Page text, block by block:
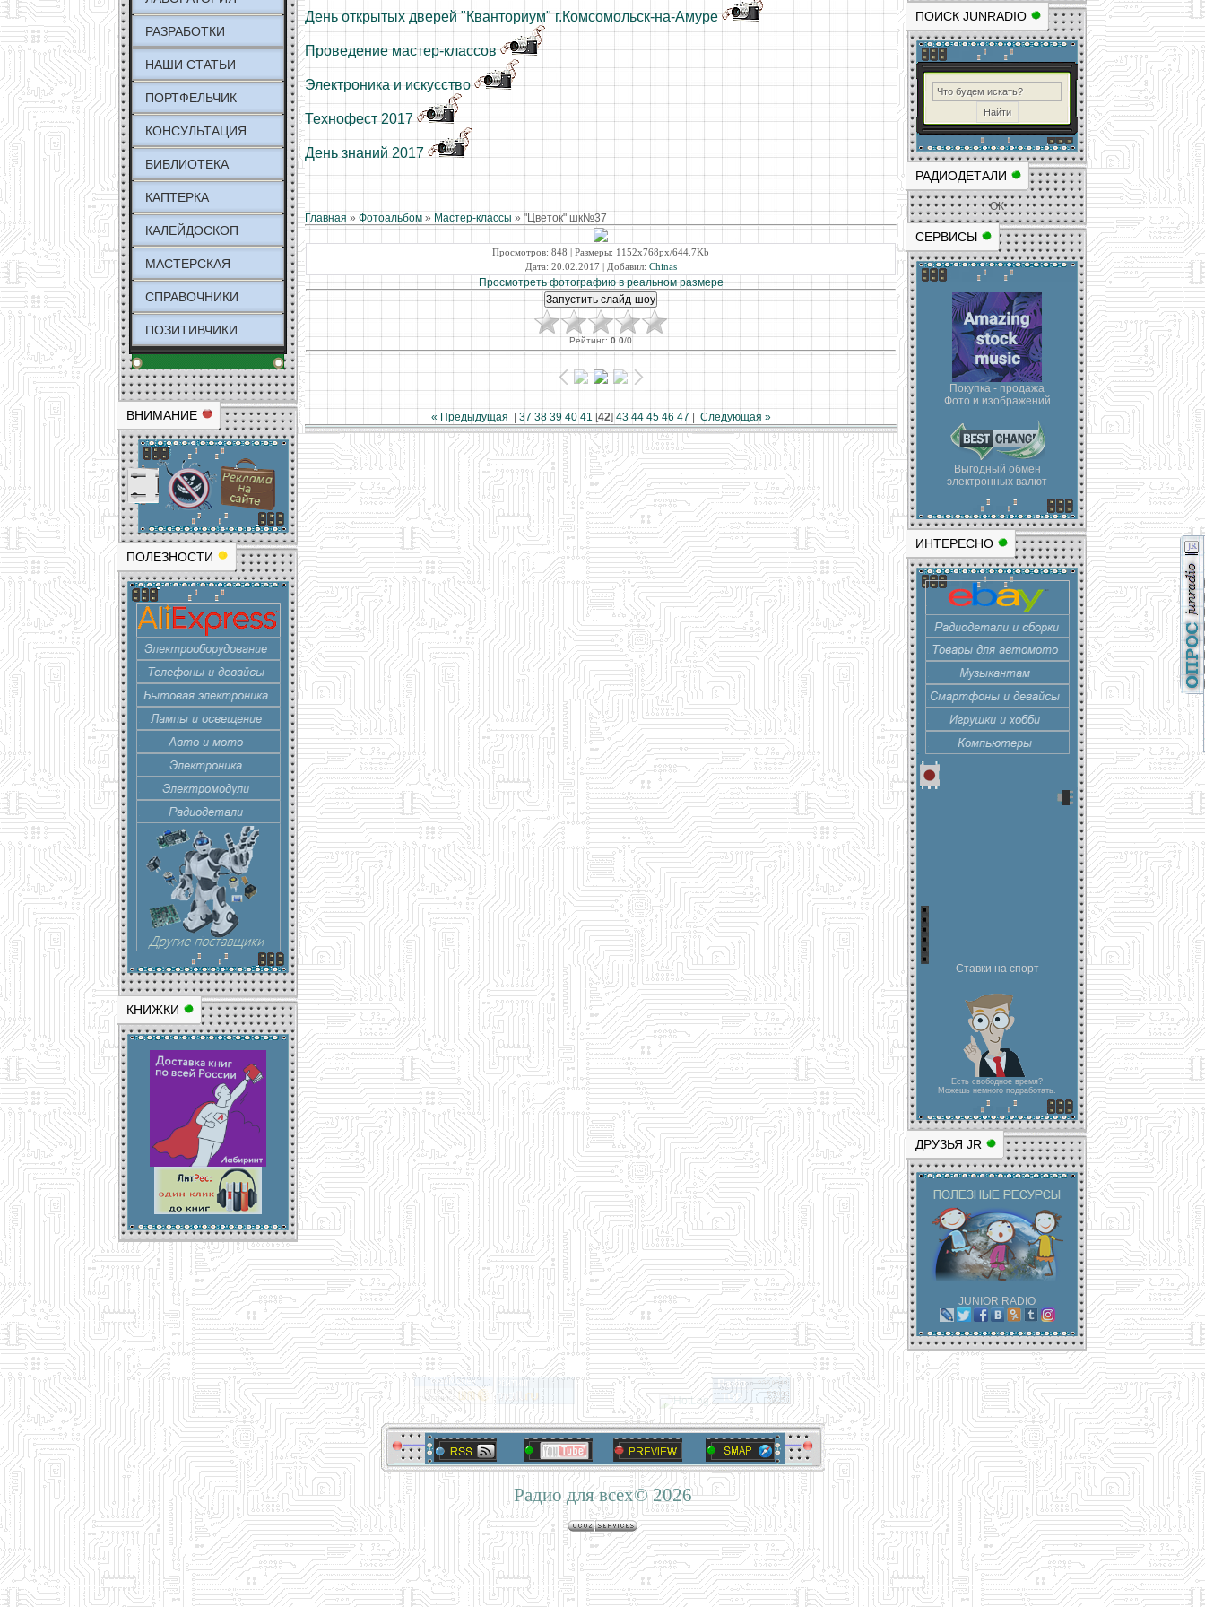
РАЗРАБОТКИ
НАШИ СТАТЬИ
ПОРТФЕЛЬЧИК
КОНСУЛЬТАЦИЯ
БИБЛИОТЕКА
КАПТЕРКА
КАЛЕЙДОСКОП
МАСТЕРСКАЯ
СПРАВОЧНИКИ
ПОЗИТИВЧИКИ
ВНИМАНИЕ
ПОЛЕЗНОСТИ
КНИЖКИ
ПОИСК JUNRADIO
РАДИОДЕТАЛИ
ОК
СЕРВИСЫ
Покупка - продажа
Фото и изображений
Выгодный обмен
электронных валют
ИНТЕРЕСНО
Ставки на спорт
Есть свободное время?
Можешь немного подработать.
ДРУЗЬЯ JR
JUNIOR RADIO
День открытых дверей "Кванториум" г.Комсомольск-на-Амуре
Проведение мастер-классов
Электроника и искусство
Технофест 2017
День знаний 2017
Главная » Фотоальбом » Мастер-классы » "Цветок" шк№37
Просмотров: 848 | Размеры: 1152x768px/644.7Kb
Дата: 20.02.2017 | Добавил: Chinas
Просмотреть фотографию в реальном размере
Рейтинг:0.0/0
« Предыдущая 37 38 39 40 41 [42] 43 44 45 46 47 Следующая »
Радио для всех© 2026